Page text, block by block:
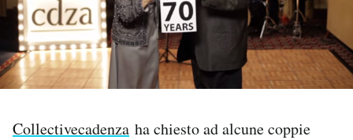
CALENDARIO
AREA PERSONALE
Newsletter
Collectivecadenza ha chiesto ad alcune coppie